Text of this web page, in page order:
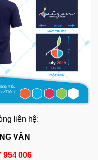
liên hệ:
VÂN
954 006